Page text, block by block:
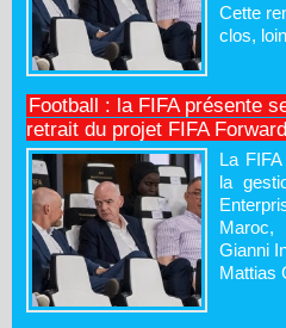
Cette
clos,
Football : la FIFA présente
retrait du projet FIFA
La
la
Maroc,
Gianni
Mattias